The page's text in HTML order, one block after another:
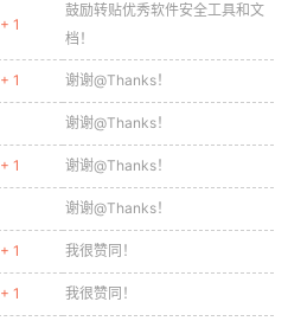
+ 1
鼓励转贴优秀软件安全工具和文
档！
+ 1 谢谢@Thanks！
谢谢@Thanks！
+ 1 谢谢@Thanks！
谢谢@Thanks！
+ 1 我很赞同！
+ 1 我很赞同！